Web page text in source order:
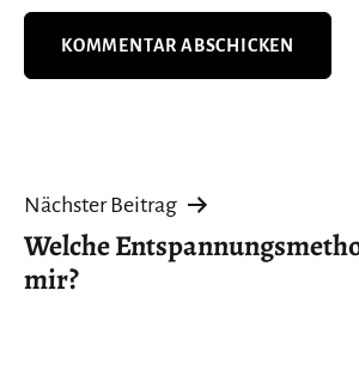
Beitragsnavigation
Nächster Beitrag
Welche
mir?